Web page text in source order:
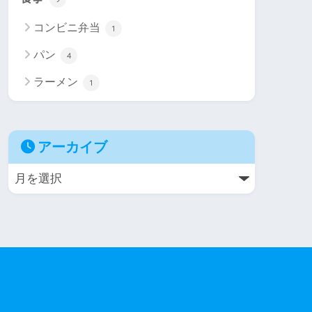
コンビニ弁当 1
パン 4
ラーメン 1
アーカイブ